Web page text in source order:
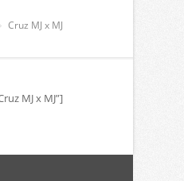
Cruz MJ x MJ
MJ x MJ”]